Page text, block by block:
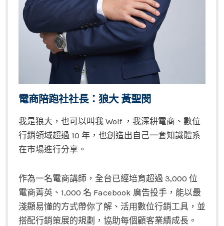
電商陪跑社社長：狼大 黃聖閔
我是狼大，也可以叫我 Wolf ，我深耕電商、數位
行銷領域超過 10 年，也創造出自己一套知識體系
在市場進行分享。
作為一名電商講師，全台已經培育超過 3,000 位
電商菁英、1,000 名 Facebook 廣告投手，能以最
淺顯易懂的方式帶你了解、活用數位行銷工具，並
搭配行銷策展的規劃，協助每個顧客業績成長。